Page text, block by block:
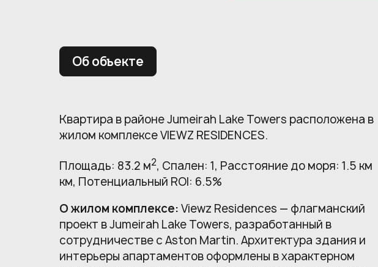
Об объекте
Квартира в районе Jumeirah Lake Towers расположена в
жилом комплексе VIEWZ RESIDENCES.
Площадь: 83.2 м2, Спален: 1, Расстояние до моря: 1.5 км
км, Потенциальный ROI: 6.5%
О жилом комплексе: Viewz Residences — флагманский
проект в Jumeirah Lake Towers, разработанный в
сотрудничестве с Aston Martin. Архитектура здания и
интерьеры апартаментов оформлены в характерном